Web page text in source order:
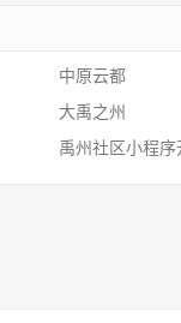
中原云都
大禹之州
禹州社区小程序